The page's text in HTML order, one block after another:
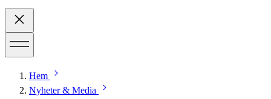
Hem
Nyheter & Media